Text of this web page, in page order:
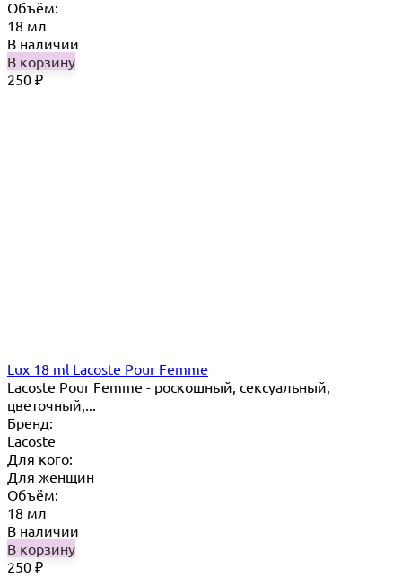
Объём:
18 мл
В наличии
В корзину
250 ₽
Lux 18 ml Lacoste Pour Femme
Lacoste Pour Femme - роскошный, сексуальный,
цветочный,...
Бренд:
Lacoste
Для кого:
Для женщин
Объём:
18 мл
В наличии
В корзину
250 ₽